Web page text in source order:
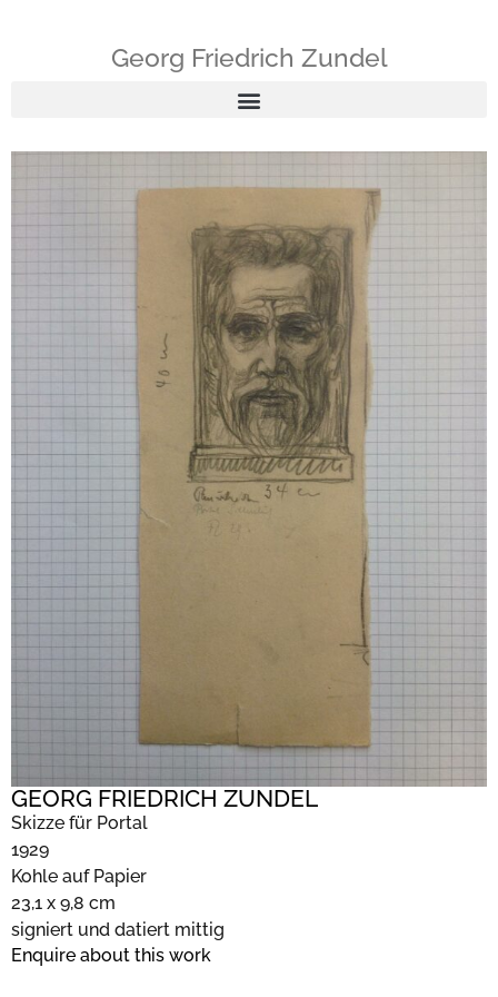
Georg Friedrich Zundel
GEORG FRIEDRICH ZUNDEL
Skizze für Portal
1929
Kohle auf Papier
23,1 x 9,8 cm
signiert und datiert mittig
Enquire about this work